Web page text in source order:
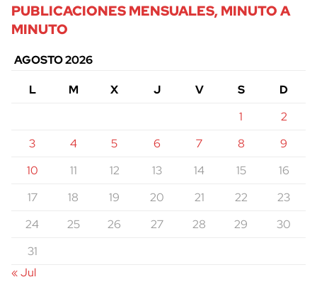
PUBLICACIONES MENSUALES, MINUTO A
MINUTO
AGOSTO 2026
L
M X J V S
D
1
2
3
4 5 6 7 8
9
10
11 12 13 14 15
16
17
18 19 20 21 22
23
24
25 26 27 28 29
30
31
« Jul